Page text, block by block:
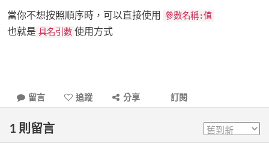
當你不想按照順序時，可以直接使用 參數名稱:值
也就是 具名引數 使用方式
留言 追蹤 分享 訂閱
1 則留言